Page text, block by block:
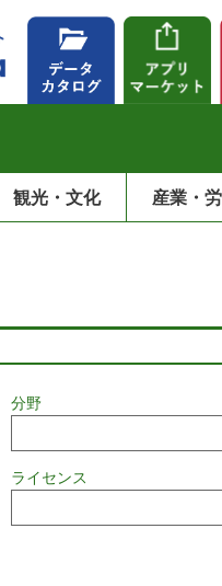
観光・文化 産業・
分野
ライセンス